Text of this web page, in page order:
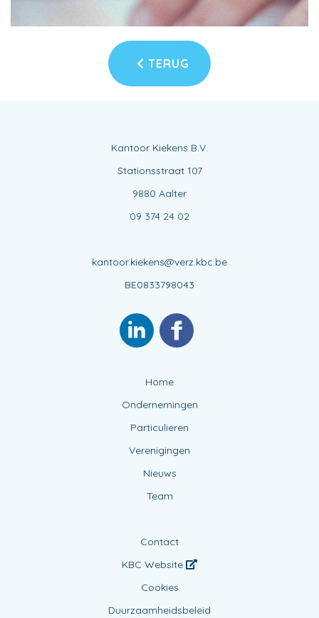
TERUG
Kantoor Kiekens B.V.
Stationsstraat 107
9880 Aalter
09 374 24 02
kantoor.kiekens@verz.kbc.be
BE0833798043
Home
Ondernemingen
Particulieren
Verenigingen
Nieuws
Team
Contact
KBC Website
Cookies
Duurzaamheidsbeleid